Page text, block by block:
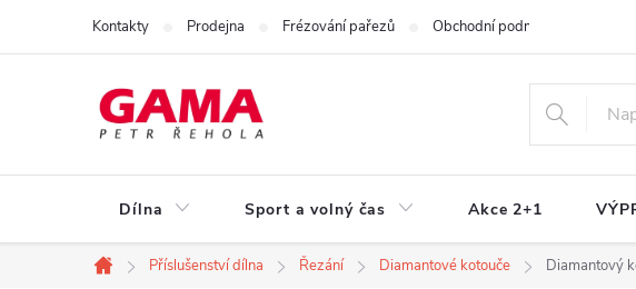
Kontakty Prodejna Frézování pařezů Obchodní podmínky
Dílna Sport a volný čas Akce 2+1
Domů
Příslušenství dílna Řezání Diamantové kotouče Diamantový